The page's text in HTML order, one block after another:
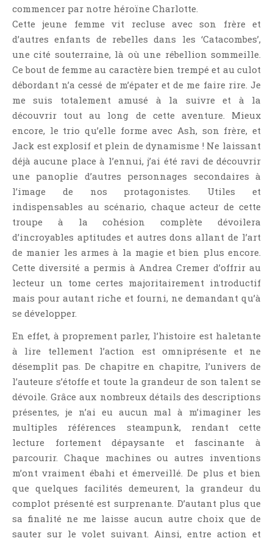
commencer par notre héroïne Charlotte.
Cette jeune femme vit recluse avec son frère et
d’autres enfants de rebelles dans les ‘Catacombes’,
une cité souterraine, là où une rébellion sommeille.
Ce bout de femme au caractère bien trempé et au culot
débordant n’a cessé de m’épater et de me faire rire. Je
me suis totalement amusé à la suivre et à la
découvrir tout au long de cette aventure. Mieux
encore, le trio qu’elle forme avec Ash, son frère, et
Jack est explosif et plein de dynamisme ! Ne laissant
déjà aucune place à l’ennui, j’ai été ravi de découvrir
une panoplie d’autres personnages secondaires à
l’image de nos protagonistes. Utiles et
indispensables au scénario, chaque acteur de cette
troupe à la cohésion complète dévoilera
d’incroyables aptitudes et autres dons allant de l’art
de manier les armes à la magie et bien plus encore.
Cette diversité a permis à Andrea Cremer d’offrir au
lecteur un tome certes majoritairement introductif
mais pour autant riche et fourni, ne demandant qu’à
se développer.
En effet, à proprement parler, l’histoire est haletante
à lire tellement l’action est omniprésente et ne
désemplit pas. De chapitre en chapitre, l’univers de
l’auteure s’étoffe et toute la grandeur de son talent se
dévoile. Grâce aux nombreux détails des descriptions
présentes, je n’ai eu aucun mal à m’imaginer les
multiples références steampunk, rendant cette
lecture fortement dépaysante et fascinante à
parcourir. Chaque machines ou autres inventions
m’ont vraiment ébahi et émerveillé. De plus et bien
que quelques facilités demeurent, la grandeur du
complot présenté est surprenante. D’autant plus que
sa finalité ne me laisse aucun autre choix que de
sauter sur le volet suivant. Ainsi, entre action et